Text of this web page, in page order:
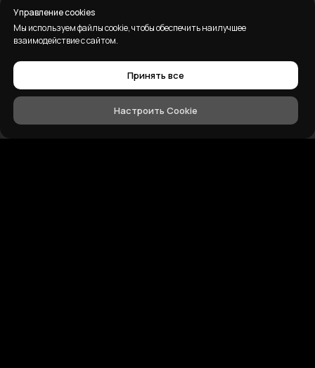
Управление cookies
Мы используем файлы cookie, чтобы обеспечить наилучшее
взаимодействие с сайтом.
Принять все
Настроить Cookie